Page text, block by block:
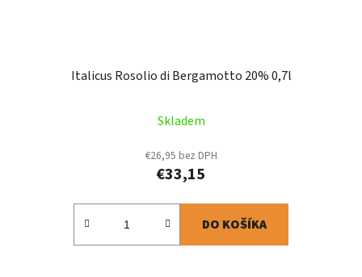
Italicus Rosolio di Bergamotto 20% 0,7l
Skladem
€26,95 bez DPH
€33,15
DO KOŠÍKA